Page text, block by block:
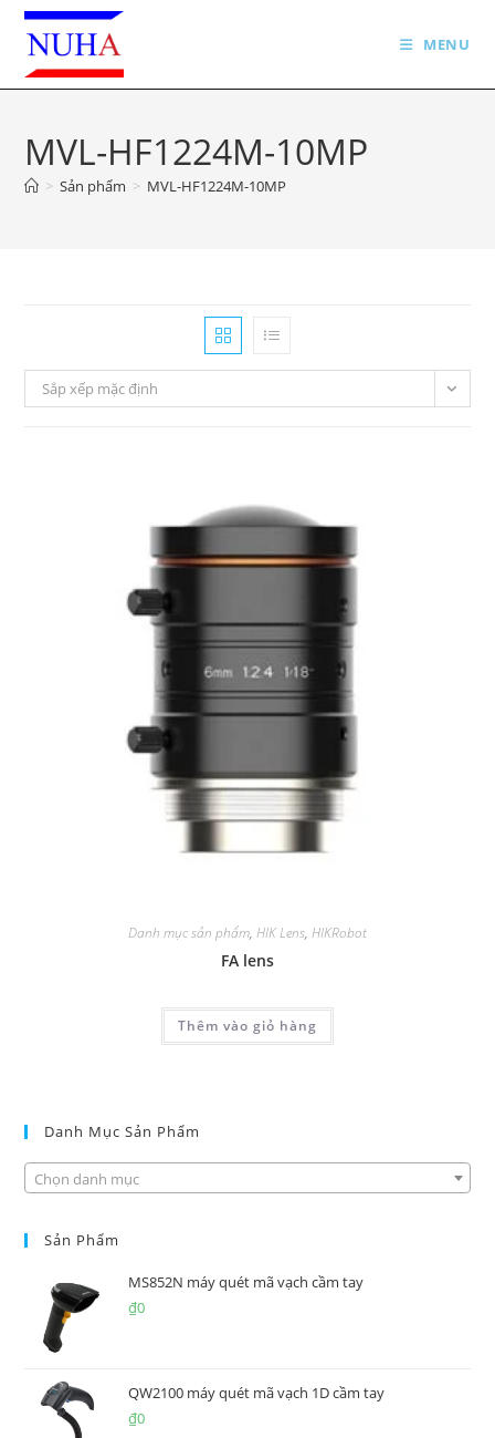
Skip
content
MENU
MVL-HF1224M-10MP
> Sản phẩm > MVL-HF1224M-10MP
Sắp xếp mặc định
Danh mục sản phẩm, HIK Lens, HIKRobot
FA lens
Thêm vào giỏ hàng
Danh Mục Sản Phẩm
Chọn danh mục
Sản Phẩm
MS852N máy quét mã vạch cầm tay
₫0
QW2100 máy quét mã vạch 1D cầm tay
₫0